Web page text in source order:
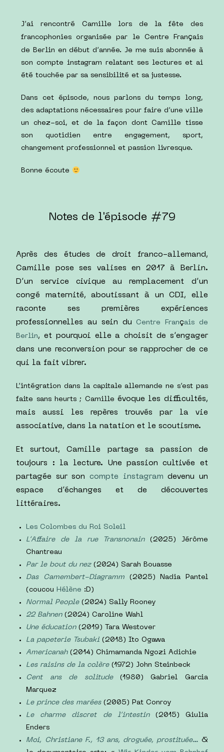
J’ai rencontré Camille lors de la fête des
francophonies organisée par le Centre Français
de Berlin en début d’année. Je me suis abonnée à
son compte instagram relatant ses lectures et ai
été touchée par sa sensibilité et sa justesse.
Dans cet épisode, nous parlons du temps long,
des adaptations nécessaires pour faire d’une ville
un chez-soi, et de la façon dont Camille tisse
son quotidien entre engagement, sport,
changement professionnel et passion livresque.
Bonne écoute
Notes de l'épisode #79
Après des études de droit franco-allemand,
Camille pose ses valises en 2017 à Berlin.
D’un service civique au remplacement d’un
congé maternité, aboutissant à un CDI, elle
raconte ses premières expériences
professionnelles au sein du
Centre Français de
Berlin, et pourquoi elle a choisit de s’engager
dans une reconversion pour se rapprocher de ce
qui la fait vibrer.
L’intégration dans la capitale allemande ne s’est pas
faite sans heurts ; Camille évoque les difficultés,
mais aussi les repères trouvés par la vie
associative, dans la natation et le scoutisme.
Et surtout, Camille partage sa passion de
toujours : la lecture. Une passion cultivée et
partagée sur son compte instagram
devenu un
espace d’échanges et de découvertes
littéraires.
Les Colombes du Roi Soleil
L’Affaire de la rue Transnonain(2025) Jérôme
Chantreau
Par le bout du nez(2024) Sarah Bouasse
Das Camembert-Diagramm(2025) Nadia Pantel
(coucou
Hélène :D)
Normal People(2024) Sally Rooney
22 Bahnen(2024) Caroline Wahl
Une éducation(2019) Tara Westover
La papeterie Tsubaki (2018) Ito Ogawa
Americanah(2014) Chimamanda Ngozi Adichie
Les raisins de la colère(1972) John Steinbeck
Cent ans de solitude(1980) Gabriel Garcia
Marquez
Le prince des marées(2005) Pat Conroy
Le charme discret de l’intestin(2015) Giulia
Enders
Moi, Christiane F., 13 ans, droguée, prostituée… &